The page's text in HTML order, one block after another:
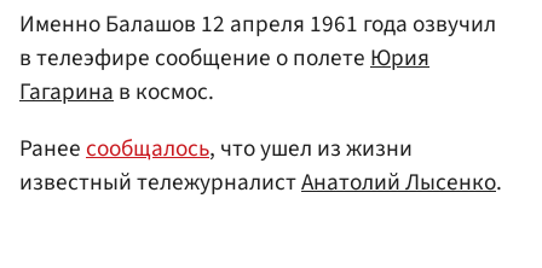
Именно Балашов 12 апреля 1961 года озвучил
в телеэфире сообщение о полетеЮрия
Гагаринав космос.
Ранеесообщалось, что ушел из жизни
известный тележурналистАнатолий Лысенко.